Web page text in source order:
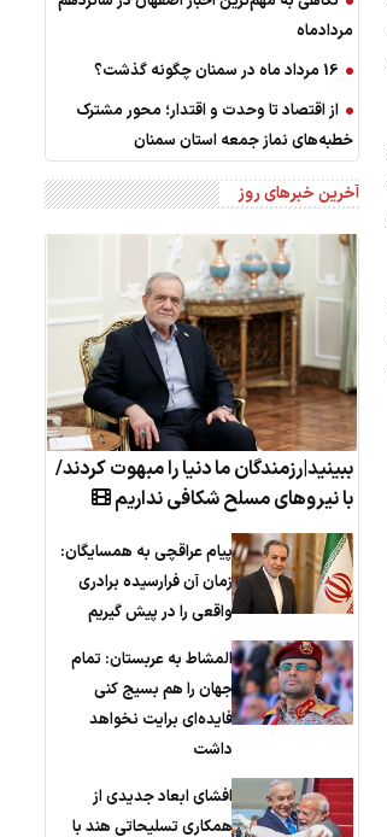
مردادماه
از اقتصاد تا وحدت و اقتدار؛ محور مشترک
خطبه‌های نماز جمعه استان سمنان
آخرین خبرهای روز
ببینید|رزمندگان ما دنیا را مبهوت کردند/
با نیروهای مسلح شکافی نداریم
پیام عراقچی به همسایگان:
زمان آن فرارسیده برادری
واقعی را در پیش گیریم
المشاط به عربستان: تمام
جهان را هم بسیج کنی
فایده‌ای برایت نخواهد
داشت
افشای ابعاد جدیدی از
همکاری تسلیحاتی هند با